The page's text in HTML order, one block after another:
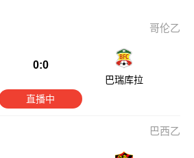
哥伦乙
0:0
巴瑞库拉
直播中
巴西乙